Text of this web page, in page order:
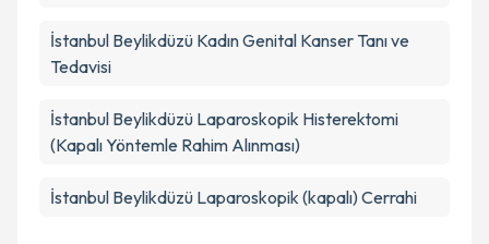
İstanbul Beylikdüzü Kadın Genital Kanser Tanı ve
Tedavisi
İstanbul Beylikdüzü Laparoskopik Histerektomi
(Kapalı Yöntemle Rahim Alınması)
İstanbul Beylikdüzü Laparoskopik (kapalı) Cerrahi